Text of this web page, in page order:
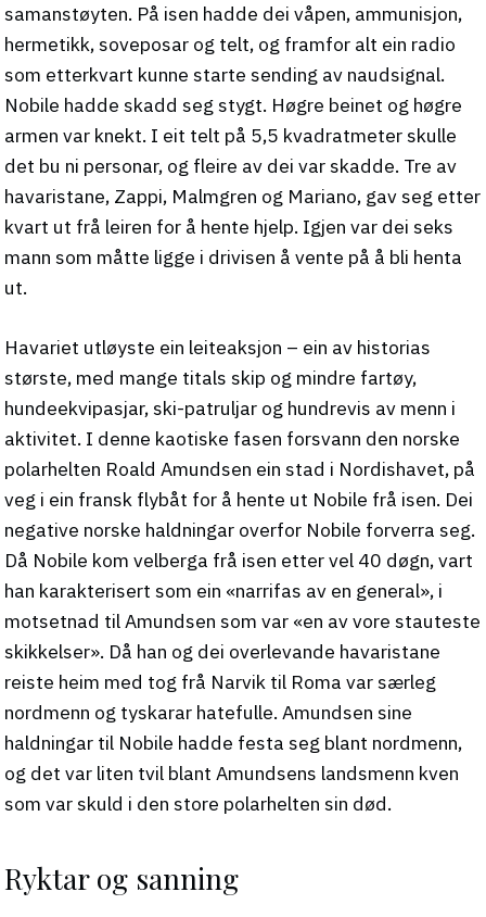
samanstøyten. På isen hadde dei våpen, ammunisjon,
hermetikk, soveposar og telt, og framfor alt ein radio
som etterkvart kunne starte sending av naudsignal.
Nobile hadde skadd seg stygt. Høgre beinet og høgre
armen var knekt. I eit telt på 5,5 kvadratmeter skulle
det bu ni personar, og fleire av dei var skadde. Tre av
havaristane, Zappi, Malmgren og Mariano, gav seg etter
kvart ut frå leiren for å hente hjelp. Igjen var dei seks
mann som måtte ligge i drivisen å vente på å bli henta
ut.
Havariet utløyste ein leiteaksjon – ein av historias
største, med mange titals skip og mindre fartøy,
hundeekvipasjar, ski-patruljar og hundrevis av menn i
aktivitet. I denne kaotiske fasen forsvann den norske
polarhelten Roald Amundsen ein stad i Nordishavet, på
veg i ein fransk flybåt for å hente ut Nobile frå isen. Dei
negative norske haldningar overfor Nobile forverra seg.
Då Nobile kom velberga frå isen etter vel 40 døgn, vart
han karakterisert som ein «narrifas av en general», i
motsetnad til Amundsen som var «en av vore stauteste
skikkelser». Då han og dei overlevande havaristane
reiste heim med tog frå Narvik til Roma var særleg
nordmenn og tyskarar hatefulle. Amundsen sine
haldningar til Nobile hadde festa seg blant nordmenn,
og det var liten tvil blant Amundsens landsmenn kven
som var skuld i den store polarhelten sin død.
Ryktar og sanning